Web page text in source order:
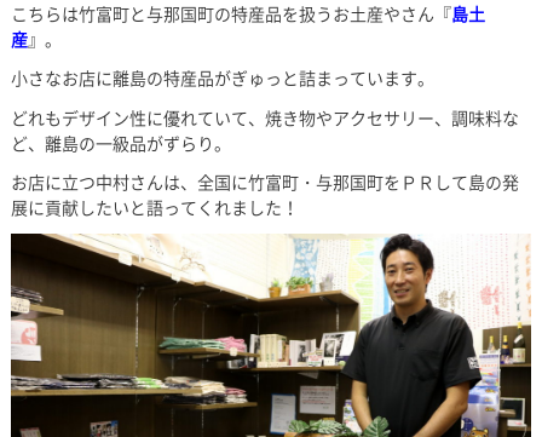
こちらは竹富町と与那国町の特産品を扱うお土産やさん『島土
産』。
小さなお店に離島の特産品がぎゅっと詰まっています。
どれもデザイン性に優れていて、焼き物やアクセサリー、調味料な
ど、離島の一級品がずらり。
お店に立つ中村さんは、全国に竹富町・与那国町をＰＲして島の発
展に貢献したいと語ってくれました！